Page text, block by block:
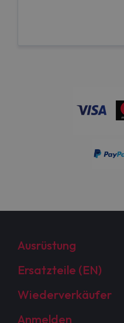
Ausrüstung
Ersatzteile (EN)
Wiederverkäufer
Anmelden